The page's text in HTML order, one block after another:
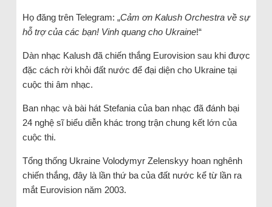
Họ đăng trên Telegram: „Cảm ơn Kalush Orchestra về sự
hỗ trợ của các bạn! Vinh quang cho Ukraine!“
Dàn nhạc Kalush đã chiến thắng Eurovision sau khi được
đặc cách rời khỏi đất nước để đại diện cho Ukraine tại
cuộc thi âm nhạc.
Ban nhạc và bài hát Stefania của ban nhạc đã đánh bại
24 nghệ sĩ biểu diễn khác trong trận chung kết lớn của
cuộc thi.
Tổng thống Ukraine Volodymyr Zelenskyy hoan nghênh
chiến thắng, đây là lần thứ ba của đất nước kể từ lần ra
mắt Eurovision năm 2003.